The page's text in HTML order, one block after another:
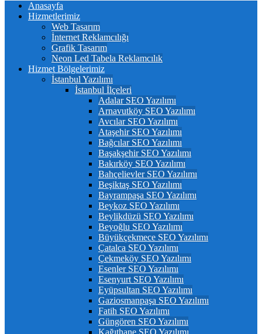
Anasayfa
Hizmetlerimiz
Web Tasarım
İnternet Reklamcılığı
Grafik Tasarım
Neon Led Tabela Reklamcılık
Hizmet Bölgelerimiz
İstanbul Yazılımı
İstanbul İlçeleri
Adalar SEO Yazılımı
Arnavutköy SEO Yazılımı
Avcılar SEO Yazılımı
Ataşehir SEO Yazılımı
Bağcılar SEO Yazılımı
Başakşehir SEO Yazılımı
Bakırköy SEO Yazılımı
Bahçelievler SEO Yazılımı
Beşiktaş SEO Yazılımı
Bayrampaşa SEO Yazılımı
Beykoz SEO Yazılımı
Beylikdüzü SEO Yazılımı
Beyoğlu SEO Yazılımı
Büyükçekmece SEO Yazılımı
Çatalca SEO Yazılımı
Çekmeköy SEO Yazılımı
Esenler SEO Yazılımı
Esenyurt SEO Yazılımı
Eyüpsultan SEO Yazılımı
Gaziosmanpaşa SEO Yazılımı
Fatih SEO Yazılımı
Güngören SEO Yazılımı
Kağıthane SEO Yazılımı